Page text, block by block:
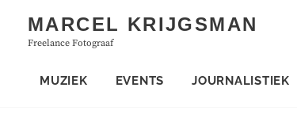
content
MARCEL KRIJGSMAN
Freelance Fotograaf
MUZIEK EVENTS JOURNALISTIEK